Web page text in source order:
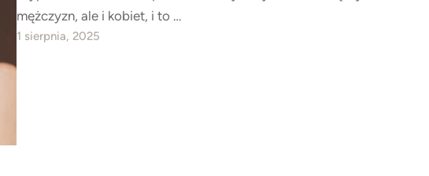
mężczyzn, ale i kobiet, i to …
1 sierpnia, 2025